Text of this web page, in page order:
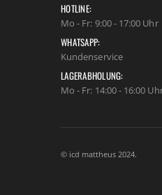
HOTLINE:
Mo - Fr: 9:00 - 17:00 Uhr
WHATSAPP:
Kundenservice
LAGERABHOLUNG:
Mo - Fr: 14:00 - 16:00
© icd mattheus 2024.